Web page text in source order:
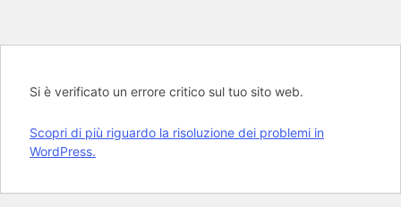
Si è verificato un errore critico sul tuo sito web.
Scopri di più riguardo la risoluzione dei problemi in
WordPress.